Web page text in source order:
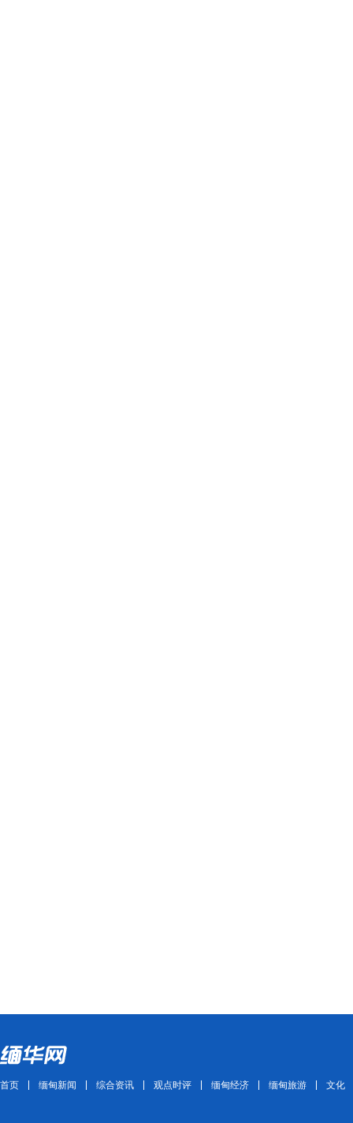
首页 缅甸新闻 综合资讯 观点时评 缅甸经济 缅甸旅游 文化